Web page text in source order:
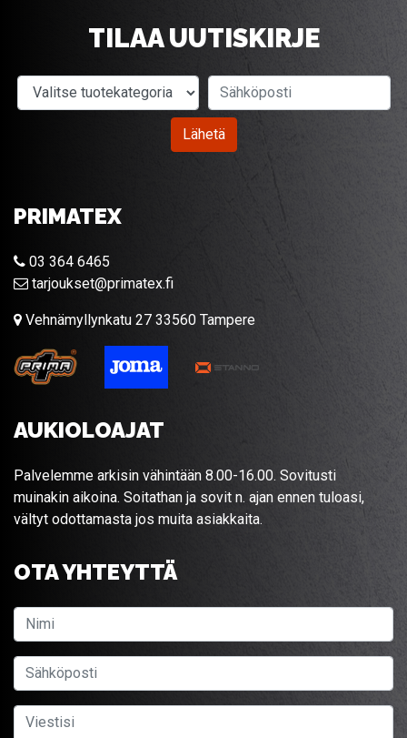
TILAA UUTISKIRJE
Valitse tuotekategoria
Lähetä
PRIMATEX
03 364 6465
tarjoukset@primatex.fi
Vehnämyllynkatu 27 33560 Tampere
AUKIOLOAJAT
Palvelemme arkisin vähintään 8.00-16.00. Sovitusti
muinakin aikoina. Soitathan ja sovit n. ajan ennen tuloasi,
vältyt odottamasta jos muita asiakkaita.
OTA YHTEYTTÄ